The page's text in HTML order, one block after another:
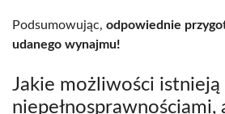
Podsumowując, odpowiednie
udanego wynajmu!
Jakie możliwości istnieją
niepełnosprawnościami,